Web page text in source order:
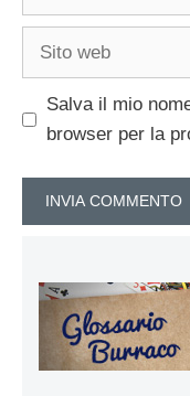
Sito
Salva il mio
browser per la